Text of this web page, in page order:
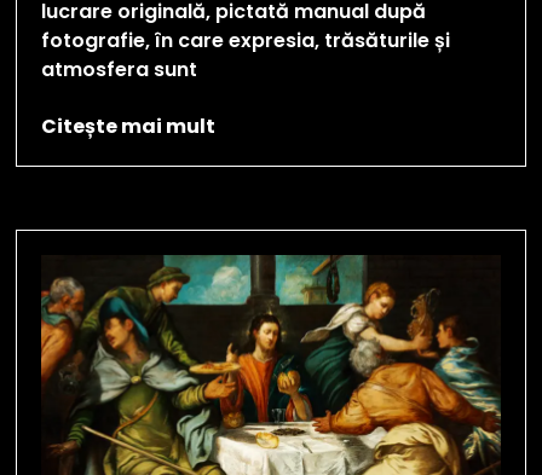
lucrare originală, pictată manual după
fotografie, în care expresia, trăsăturile și
atmosfera sunt
Citește mai mult